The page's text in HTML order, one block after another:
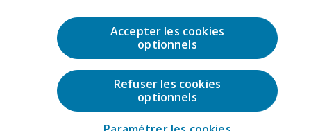
personnelles, veuillez consulter notreCharte de protection des
données personnelles.
Refuser les cookies
optionnels
Accepter les cookies
optionnels